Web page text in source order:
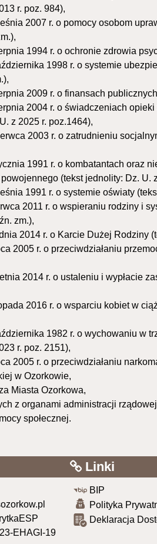
r. poz. 984),
2007 r. o pomocy osobom
1994 r. o ochronie zdrowia
1998 r. o systemie
2009 r. o finansach
2004 r. o świadczeniach
z 2025 r. poz.1464),
2003 r. o zatrudnieniu
1991 r. o kombatantach oraz
(tekst jednolity: Dz. U.
1991 r. o systemie oświaty
2011 r. o wspieraniu rodziny i
zm.),
2014 r. o Karcie Dużej Rodziny
2005 r. o przeciwdziałaniu
2014 r. o ustaleniu i wypłacie
2016 r. o wsparciu kobiet w
1982 r. o wychowaniu w
r. poz. 2151),
2005 r. o przeciwdziałaniu
w Ozorkowie,
Miasta Ozorkowa,
z organami administracji
społecznej.
EHAGI-19
Linki
BIP
Polityka
Deklaracja